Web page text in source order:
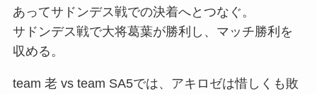
あってサドンデス戦での決着へとつなぐ。
サドンデス戦で大将葛葉が勝利し、マッチ勝利を
収める。
team 老 vs team SA5では、アキロゼは惜しくも敗